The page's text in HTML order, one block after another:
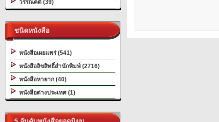
วรรณคดี (39)
ชนิดหนังสือ
หนังสือเผยแพร่ (541)
หนังสือลิขสิทธิ์สำนักพิมพ์ (2716)
หนังสือหายาก (40)
หนังสือต่างประเทศ (1)